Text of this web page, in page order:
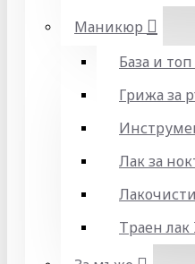
Маникюр
База и
Грижа за
Лак за
Траен